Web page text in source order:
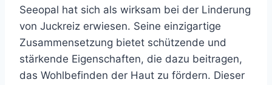
Seeopal hat sich als wirksam bei der Linderung
von Juckreiz erwiesen. Seine einzigartige
Zusammensetzung bietet schützende und
stärkende Eigenschaften, die dazu beitragen,
das Wohlbefinden der Haut zu fördern. Dieser